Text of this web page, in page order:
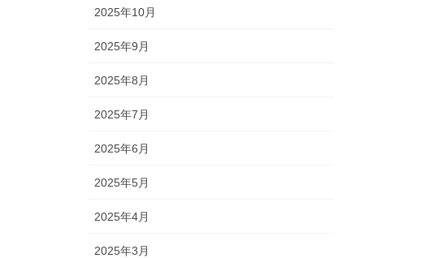
2025年10月
2025年9月
2025年8月
2025年7月
2025年6月
2025年5月
2025年4月
2025年3月